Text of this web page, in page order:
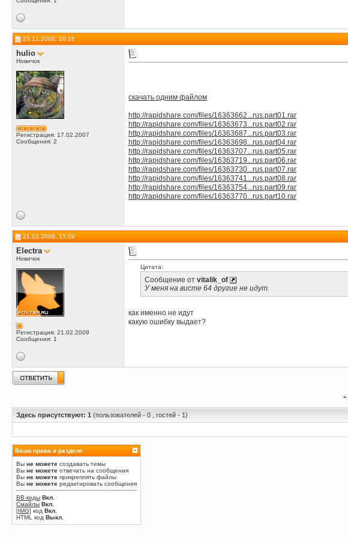
23.11.2008, 10:16
hulio
Новичок
Регистрация: 17.02.2007
Сообщения: 2
скачать одним файлом
http://rapidshare.com/files/16363662...rus.part01.rar
http://rapidshare.com/files/16363673...rus.part02.rar
http://rapidshare.com/files/16363687...rus.part03.rar
http://rapidshare.com/files/16363698...rus.part04.rar
http://rapidshare.com/files/16363707...rus.part05.rar
http://rapidshare.com/files/16363719...rus.part06.rar
http://rapidshare.com/files/16363730...rus.part07.rar
http://rapidshare.com/files/16363741...rus.part08.rar
http://rapidshare.com/files/16363754...rus.part09.rar
http://rapidshare.com/files/16363770...rus.part10.rar
21.02.2009, 15:09
Electra
Новичок
Регистрация: 21.02.2009
Сообщения: 1
Цитата:
Сообщение от vitalik_of
У меня на висте 64 другие не идут.
как именно не идут
какую ошибку выдает?
«
Здесь присутствуют: 1 (пользователей - 0 , гостей - 1)
Ваши права в разделе
Вы не можете создавать темы
Вы не можете отвечать на сообщения
Вы не можете прикреплять файлы
Вы не можете редактировать сообщения
BB-коды Вкл.
Смайлы Вкл.
[IMG] код Вкл.
HTML код Выкл.